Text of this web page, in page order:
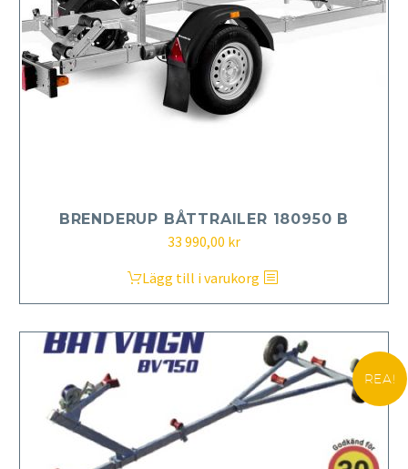
BRENDERUP BÅTTRAILER 180950 B
33 990,00 kr
Lägg till i varukorg
REA!